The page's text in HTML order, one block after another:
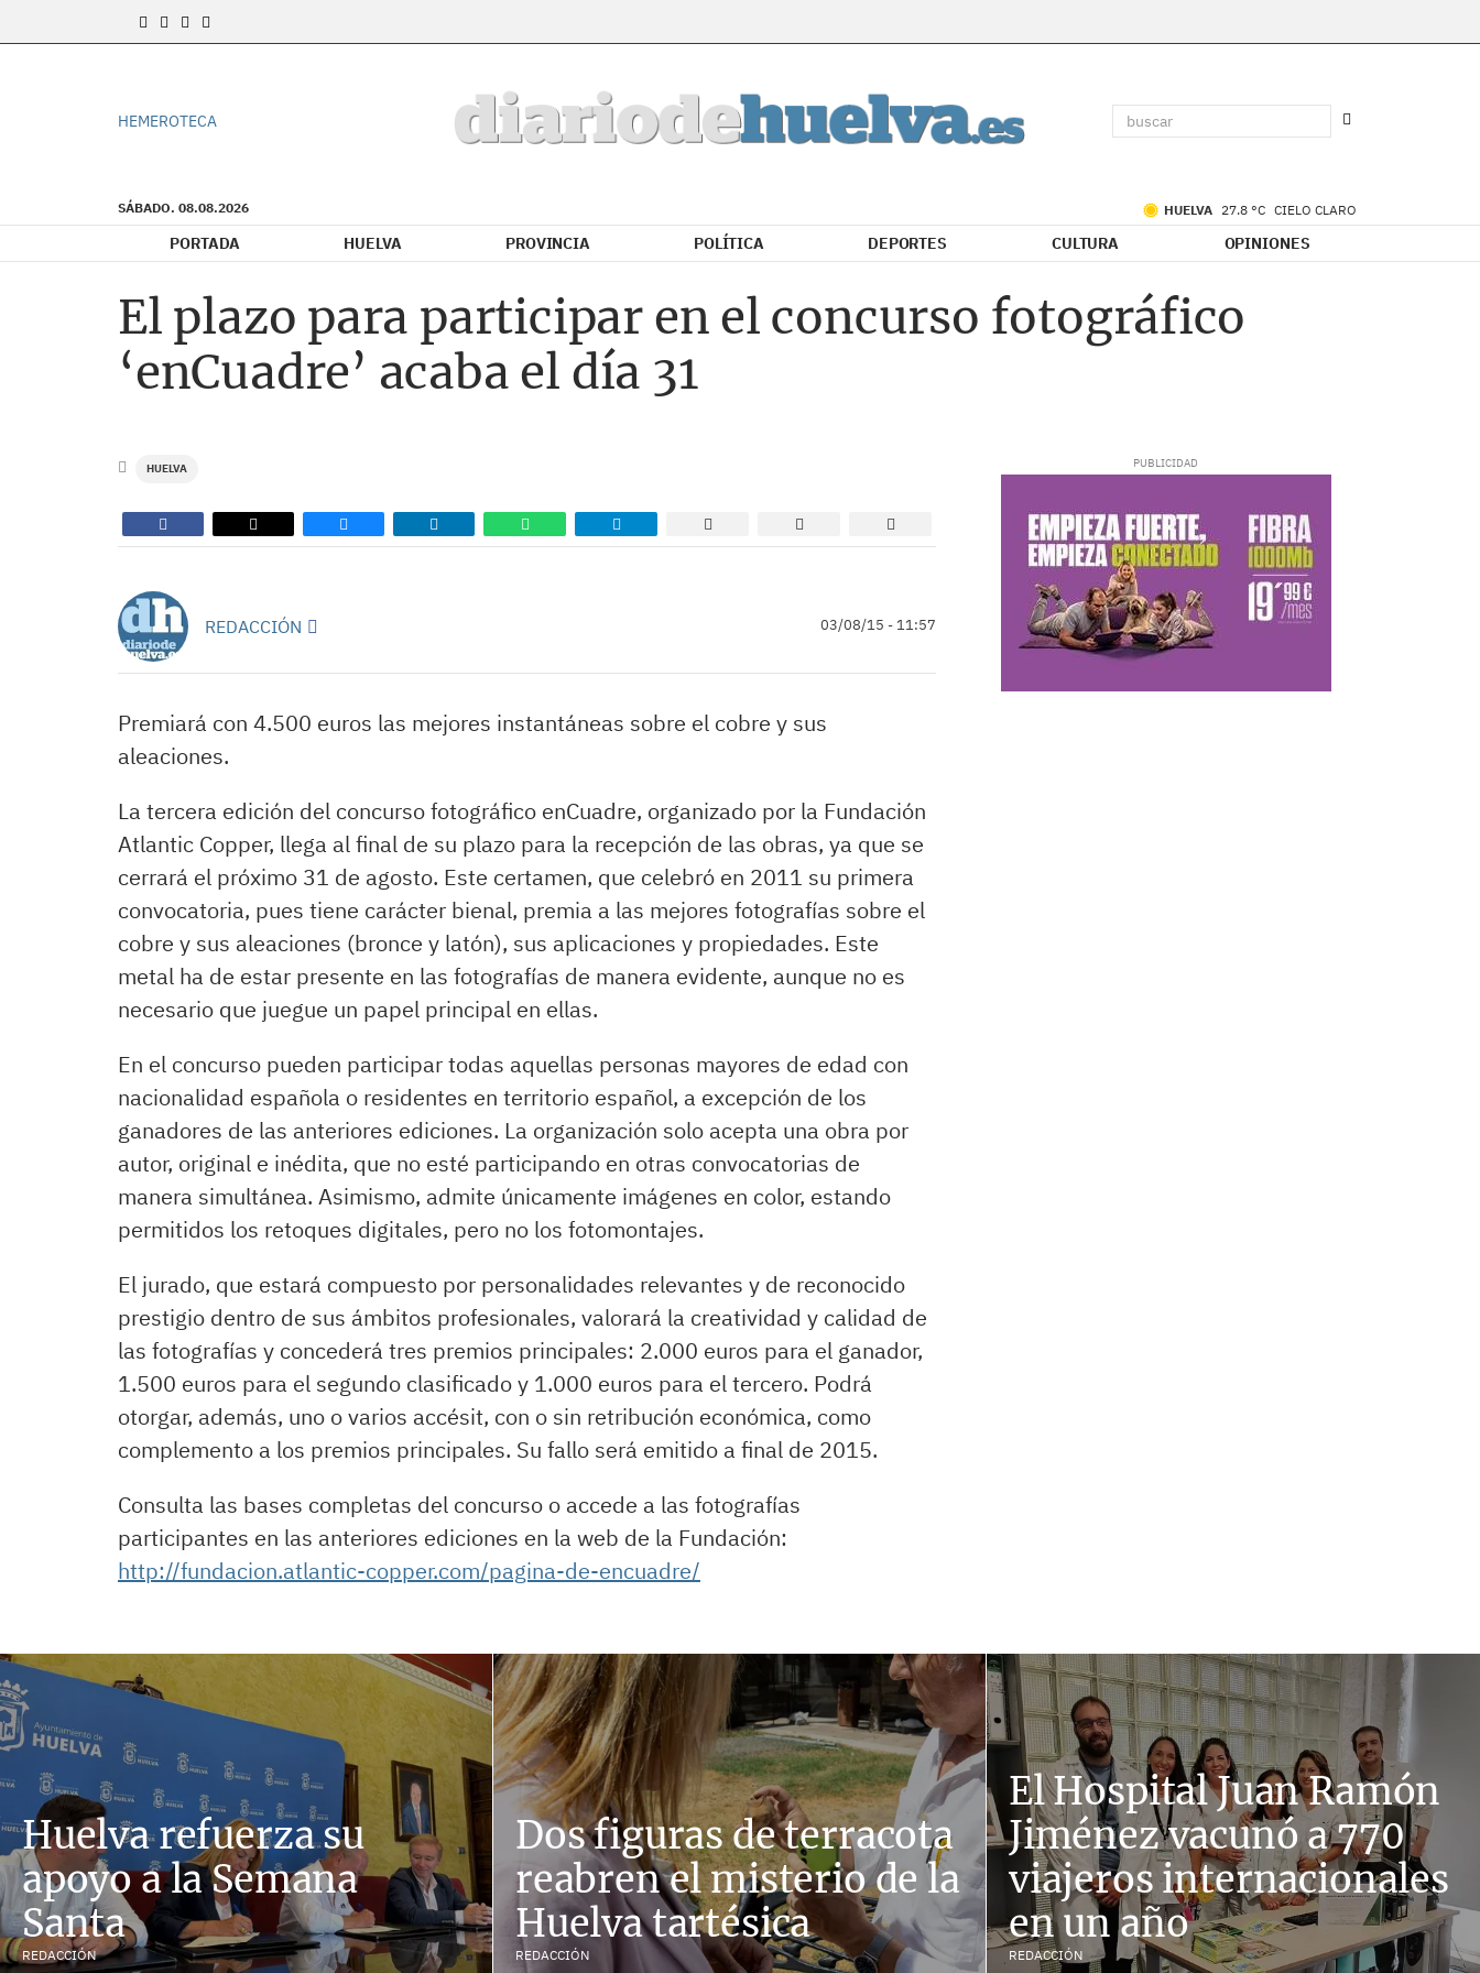
HEMEROTECA
SÁBADO. 08.08.2026 HUELVA 27.8 °C CIELO CLARO
PORTADA HUELVA PROVINCIA POLÍTICA DEPORTES CULTURA OPINIONES
El plazo para participar en el concurso fotográfico
‘enCuadre’ acaba el día 31
HUELVA
REDACCIÓN 03/08/15 - 11:57
Premiará con 4.500 euros las mejores instantáneas sobre el cobre y sus
aleaciones.
La tercera edición del concurso fotográfico enCuadre, organizado por la Fundación
Atlantic Copper, llega al final de su plazo para la recepción de las obras, ya que se
cerrará el próximo 31 de agosto. Este certamen, que celebró en 2011 su primera
convocatoria, pues tiene carácter bienal, premia a las mejores fotografías sobre el
cobre y sus aleaciones (bronce y latón), sus aplicaciones y propiedades. Este
metal ha de estar presente en las fotografías de manera evidente, aunque no es
necesario que juegue un papel principal en ellas.
En el concurso pueden participar todas aquellas personas mayores de edad con
nacionalidad española o residentes en territorio español, a excepción de los
ganadores de las anteriores ediciones. La organización solo acepta una obra por
autor, original e inédita, que no esté participando en otras convocatorias de
manera simultánea. Asimismo, admite únicamente imágenes en color, estando
permitidos los retoques digitales, pero no los fotomontajes.
El jurado, que estará compuesto por personalidades relevantes y de reconocido
prestigio dentro de sus ámbitos profesionales, valorará la creatividad y calidad de
las fotografías y concederá tres premios principales: 2.000 euros para el ganador,
1.500 euros para el segundo clasificado y 1.000 euros para el tercero. Podrá
otorgar, además, uno o varios accésit, con o sin retribución económica, como
complemento a los premios principales. Su fallo será emitido a final de 2015.
Consulta las bases completas del concurso o accede a las fotografías
participantes en las anteriores ediciones en la web de la Fundación:
http://fundacion.atlantic-copper.com/pagina-de-encuadre/
Huelva refuerza su
apoyo a la Semana
Santa
REDACCIÓN
Dos figuras de terracota
reabren el misterio de la
Huelva tartésica
REDACCIÓN
El Hospital Juan Ramón
Jiménez vacunó a 770
viajeros internacionales
en un año
REDACCIÓN